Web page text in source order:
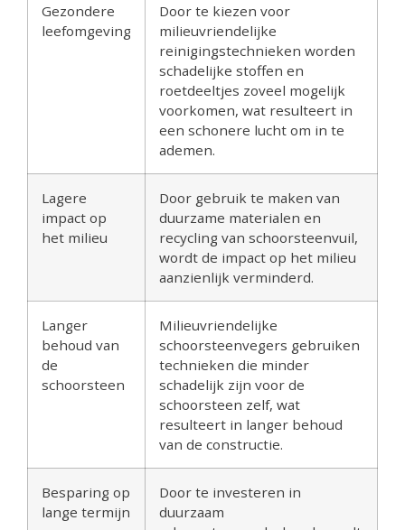
Gezondere
leefomgeving
Door te kiezen voor
milieuvriendelijke
reinigingstechnieken worden
schadelijke stoffen en
roetdeeltjes zoveel mogelijk
voorkomen, wat resulteert in
een schonere lucht om in te
ademen.
Lagere
impact op
het milieu
Door gebruik te maken van
duurzame materialen en
recycling van schoorsteenvuil,
wordt de impact op het milieu
aanzienlijk verminderd.
Langer
behoud van
de
schoorsteen
Milieuvriendelijke
schoorsteenvegers gebruiken
technieken die minder
schadelijk zijn voor de
schoorsteen zelf, wat
resulteert in langer behoud
van de constructie.
Besparing op
lange termijn
Door te investeren in
duurzaam